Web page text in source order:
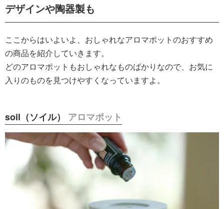
デザインや陶器製も
ここからはいよいよ、おしゃれなアロマポットのおすすめ
の商品を紹介していきます。
どのアロマポットもおしゃれなものばかりなので、お気に
入りのものを見つけやすくなっていますよ。
soil（ソイル） アロマポット